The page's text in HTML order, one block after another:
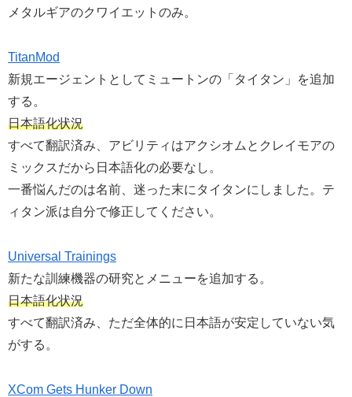
メタルギアのクワイエットのみ。
TitanMod
新規エージェントとしてミュートンの「タイタン」を追加
する。
日本語化状況
すべて翻訳済み、アビリティはアクシオムとクレイモアの
ミックスだから日本語化の必要なし。
一番悩んだのは名前、迷った末にタイタンにしました。テ
ィタン派は自分で修正してください。
Universal Trainings
新たな訓練機器の研究とメニューを追加する。
日本語化状況
すべて翻訳済み、ただ全体的に日本語が安定していない気
がする。
XCom Gets Hunker Down